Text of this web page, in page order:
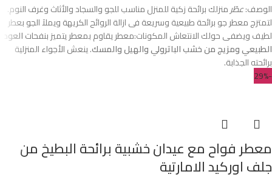
الوصف:عطّرمنزلك برائحة زكية للمنزل مناسب للجو والسجاد والأثاث وغرف النوم.
لتمتزج معطر جو برائحة طبيعية وسريعة فى ازالة الروائح الكريهة ويملآ الجو بعطر
لطيف ويضفى حولك الانتعاش المكونات:معطر يقاوم بمعطر يتميز بنفحاتالعود
الطبيعي ومزيج من خشب الباترولي والهيل والمسك. ينعش الأجواء المنزلية
برائحته الجذابة.
-29%
معطر فواح مع عيدان خشبية برائحة البطيخ من
جلف اوركيد الامارتية